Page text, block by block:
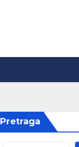
Pretraga